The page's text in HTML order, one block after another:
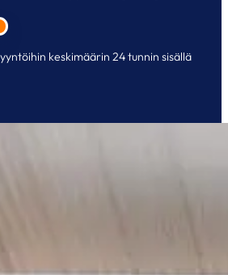
keskimäärin 24 tunnin sisällä